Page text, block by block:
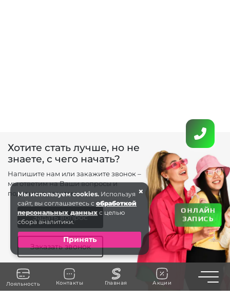
Лояльность Контакты Главная Акции
Хотите стать лучше, но не
знаете, с чего начать?
Напишите нам или закажите звонок –
мы ответим на Ваши вопросы и
поделимся советом.
Задать вопрос
Заказать звонок
×
Мы используем cookies. Используя
сайт, вы соглашаетесь с обработкой
персональных данных с целью
сбора аналитики.
Принять
ОНЛАЙН
ЗАПИСЬ